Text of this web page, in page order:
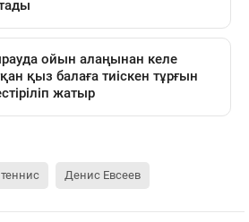
теннис Денис Евсеев